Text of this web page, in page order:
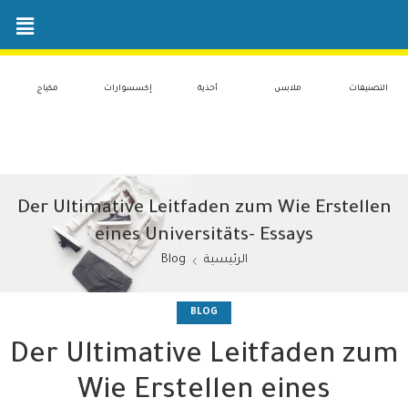
التصنيفات ملابس أحذية إكسسوارات مكياج
Der Ultimative Leitfaden zum Wie Erstellen
eines Universitäts- Essays
الرئيسية Blog
BLOG
Der Ultimative Leitfaden zum
Wie Erstellen eines